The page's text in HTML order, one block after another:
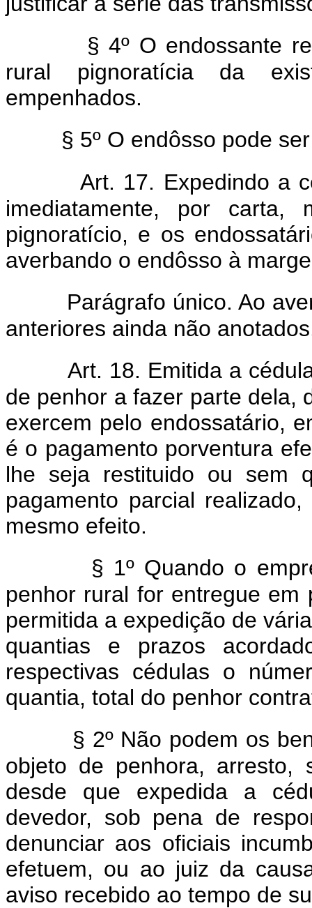
§ 4º O endossante
rural pignoratícia da
empenhados.
§ 5º O endôsso pode
Art. 17. Expedindo a
imediatamente, por carta,
pignoratício, e os
averbando o endôsso à
Parágrafo único. Ao
anteriores ainda não
Art. 18. Emitida a
de penhor a fazer parte dela,
exercem pelo endossatário,
é o pagamento porventura
lhe seja restituido ou sem
pagamento parcial
mesmo efeito.
§ 1º Quando o
penhor rural for entregue em
permitida a expedição de
quantias e prazos
respectivas cédulas o
quantia, total do penhor
§ 2º Não podem os
objeto de penhora, arresto,
desde que expedida a
devedor, sob pena de
denunciar aos oficiais
efetuem, ou ao juiz da
aviso recebido ao tempo de